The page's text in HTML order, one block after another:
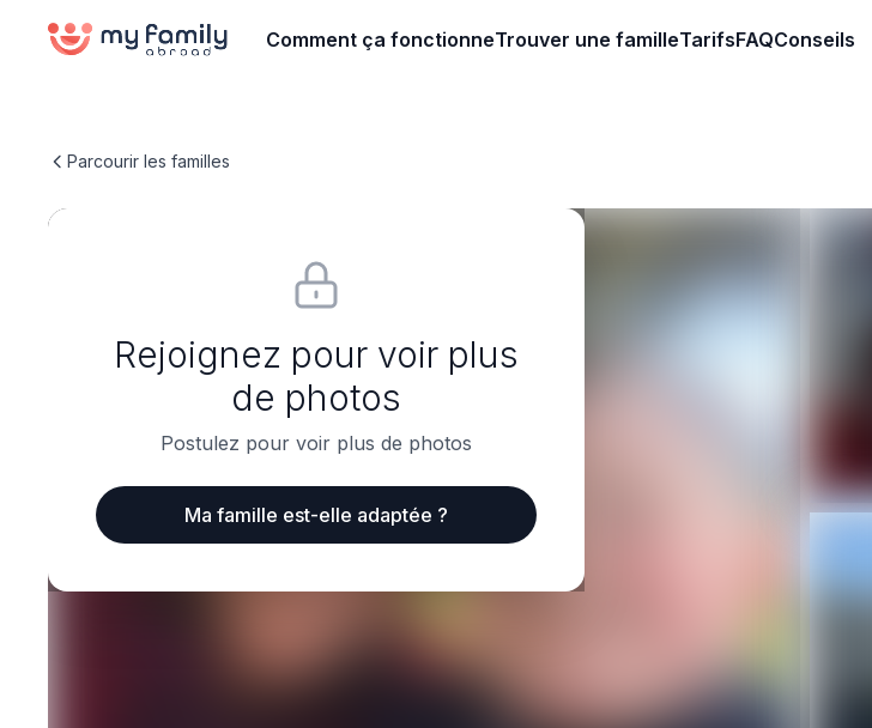
Comment ça fonctionneTrouver une familleTarifsFAQConseils
Parcourir les familles
Rejoignez pour voir plus
de photos
Postulez pour voir plus de photos
Ma famille est-elle adaptée ?